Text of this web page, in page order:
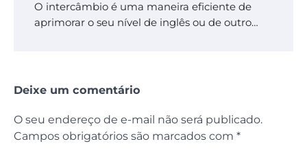
O intercâmbio é uma maneira eficiente de
aprimorar o seu nível de inglês ou de outro…
Deixe um comentário
O seu endereço de e-mail não será publicado.
Campos obrigatórios são marcados com *